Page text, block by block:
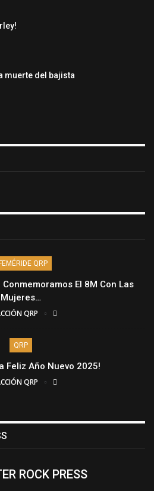
muerte del bajista
QRP
El 8M Con Las
Mujeres…
QRP
QRP
Feliz Año Nuevo 2025!
QRP